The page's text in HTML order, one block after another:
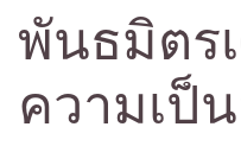
พันธมิตร
ความเป็